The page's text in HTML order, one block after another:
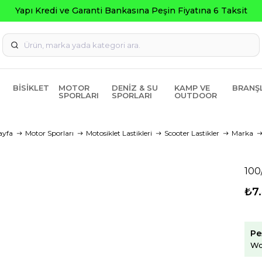
Seçili Ürünlerde ₺2000
BISIKLET
MOTOR
SPORLARI
DENIZ & SU
SPORLARI
KAMP VE
OUTDOOR
Motor Sporları Motosiklet Lastikleri Scooter Lastikler Marka